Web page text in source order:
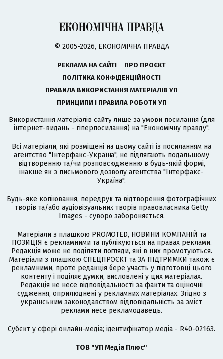
© 2005-2026, ЕКОНОМІЧНА ПРАВДА
РЕКЛАМА НА САЙТІ
ПРО ПРОЄКТ
ПОЛІТИКА КОНФІДЕНЦІЙНОСТІ
ПРАВИЛА ВИКОРИСТАННЯ МАТЕРІАЛІВ УП
ПРИНЦИПИ І ПРАВИЛА РОБОТИ УП
Використання матеріалів сайту лише за умови посилання (для
інтернет-видань - гіперпосилання) на "Економічну правду".
Всі матеріали, які розміщені на цьому сайті із посиланням на
агентство "Інтерфакс-Україна", не підлягають подальшому
відтворенню та/чи розповсюдженню в будь-якій формі,
інакше як з письмового дозволу агентства "Інтерфакс-
Україна".
Будь-яке копіювання, передрук та відтворення фотографічних
творів та/або аудіовізуальних творів правовласника Getty
Images - суворо забороняється.
Матеріали з плашкою PROMOTED, НОВИНИ КОМПАНІЙ та
ПОЗИЦІЯ є рекламними та публікуються на правах реклами.
Редакція може не поділяти погляди, які в них промотуються.
Матеріали з плашкою СПЕЦПРОЄКТ та ЗА ПІДТРИМКИ також є
рекламними, проте редакція бере участь у підготовці цього
контенту і поділяє думки, висловлені у цих матеріалах.
Редакція не несе відповідальності за факти та оціночні
судження, оприлюднені у рекламних матеріалах. Згідно з
українським законодавством відповідальність за зміст
реклами несе рекламодавець.
Cубєкт у сфері онлайн-медіа; ідентифікатор медіа - R40-02163.
ТОВ "УП Медіа Плюс"